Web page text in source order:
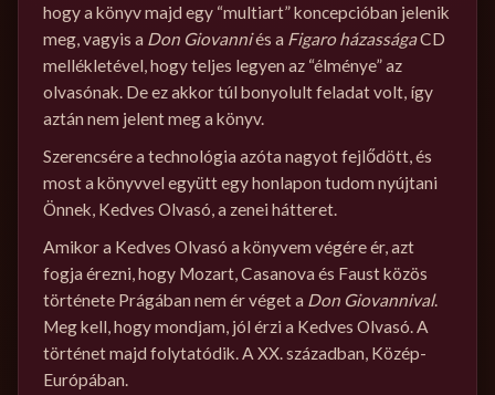
hogy a könyv majd egy “multiart” koncepcióban jelenik
meg, vagyis a Don Giovanniés a Figaro házasságaCD
mellékletével, hogy teljes legyen az “élménye” az
olvasónak. De ez akkor túl bonyolult feladat volt, így
aztán nem jelent meg a könyv.
Szerencsére a technológia azóta nagyot fejlődött, és
most a könyvvel együtt egy honlapon tudom nyújtani
Önnek, Kedves Olvasó, a zenei hátteret.
Amikor a Kedves Olvasó a könyvem végére ér, azt
fogja érezni, hogy Mozart, Casanova és Faust közös
története Prágában nem ér véget a Don Giovannival.
Meg kell, hogy mondjam, jól érzi a Kedves Olvasó. A
történet majd folytatódik. A XX. században, Közép-
Európában.